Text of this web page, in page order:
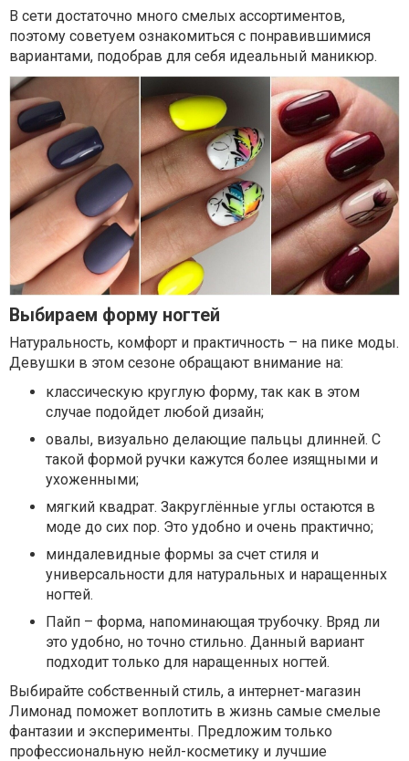
В сети достаточно много смелых ассортиментов,
поэтому советуем ознакомиться с понравившимися
вариантами, подобрав для себя идеальный маникюр.
Выбираем форму ногтей
Натуральность, комфорт и практичность – на пике моды.
Девушки в этом сезоне обращают внимание на:
классическую круглую форму, так как в этом
случае подойдет любой дизайн;
овалы, визуально делающие пальцы длинней. С
такой формой ручки кажутся более изящными и
ухоженными;
мягкий квадрат. Закруглённые углы остаются в
моде до сих пор. Это удобно и очень практично;
миндалевидные формы за счет стиля и
универсальности для натуральных и наращенных
ногтей.
Пайп – форма, напоминающая трубочку. Вряд ли
это удобно, но точно стильно. Данный вариант
подходит только для наращенных ногтей.
Выбирайте собственный стиль, а интернет-магазин
Лимонад поможет воплотить в жизнь самые смелые
фантазии и эксперименты. Предложим только
профессиональную нейл-косметику и лучшие